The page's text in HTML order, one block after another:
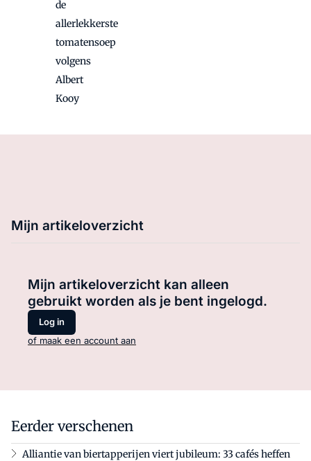
de
allerlekkerste
tomatensoep
volgens
Albert
Kooy
Mijn artikeloverzicht
Mijn artikeloverzicht kan alleen
gebruikt worden als je bent ingelogd.
Log in
of maak een account aan
Eerder verschenen
Alliantie van biertapperijen viert jubileum: 33 cafés heffen